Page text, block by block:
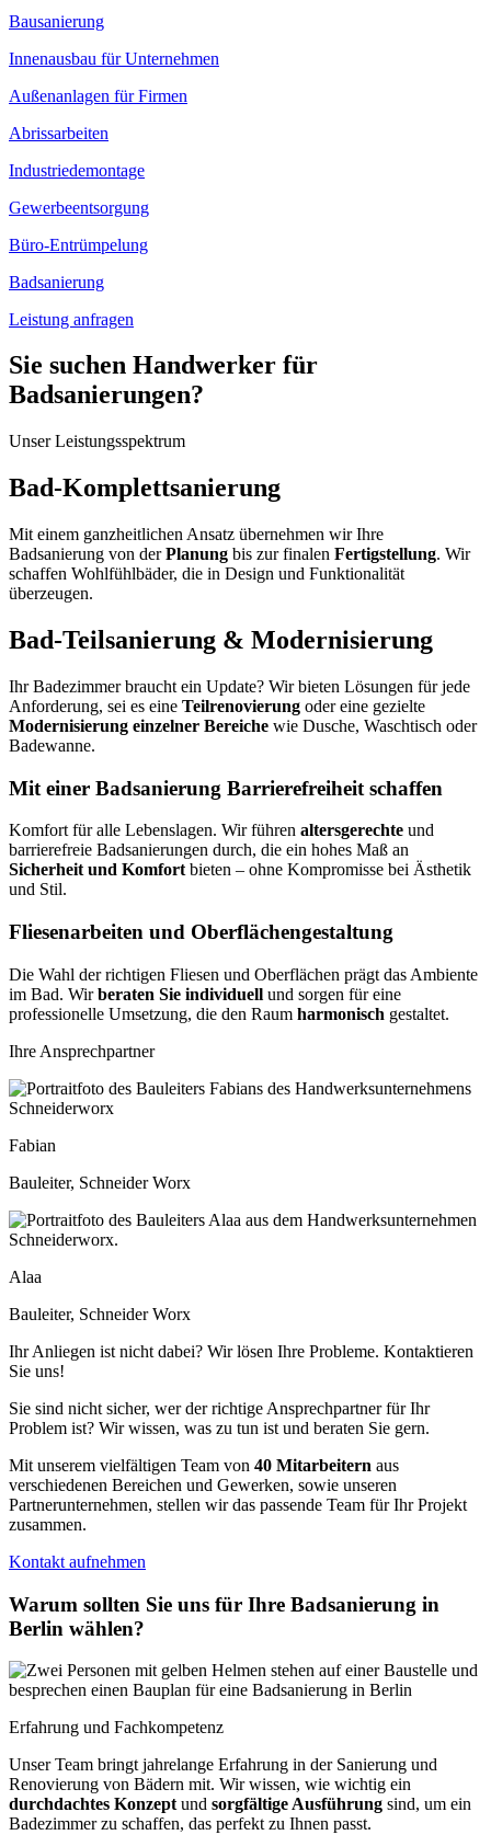
Bausanierung
Innenausbau für Unternehmen
Außenanlagen für Firmen
Abrissarbeiten
Industriedemontage
Gewerbeentsorgung
Büro-Entrümpelung
Badsanierung
Leistung anfragen
Sie suchen Handwerker für
Badsanierungen?
Unser Leistungsspektrum
Bad-Komplettsanierung
Mit einem ganzheitlichen Ansatz übernehmen wir Ihre
Badsanierung von derPlanung bis zur finalen Fertigstellung. Wir
schaffen Wohlfühlbäder, die in Design und Funktionalität
überzeugen.
Bad-Teilsanierung & Modernisierung
Ihr Badezimmer braucht ein Update? Wir bieten Lösungen für jede
Anforderung, sei es eine Teilrenovierung oder eine gezielte
Modernisierung einzelner Bereiche wie Dusche, Waschtisch oder
Badewanne.
Mit einer Badsanierung Barrierefreiheit schaffen
Komfort für alle Lebenslagen. Wir führen altersgerechte und
barrierefreie Badsanierungen durch, die ein hohes Maß an
Sicherheit und Komfort bieten – ohne Kompromisse bei Ästhetik
und Stil.
Fliesenarbeiten und Oberflächengestaltung
Die Wahl der richtigen Fliesen und Oberflächen prägt das Ambiente
im Bad. Wirberaten Sie individuell und sorgen für eine
professionelle Umsetzung, die den Raum harmonisch gestaltet.
Ihre Ansprechpartner​
Fabian
Bauleiter, Schneider Worx
Alaa
Bauleiter, Schneider Worx
Ihr Anliegen ist nicht dabei? Wir lösen Ihre Probleme. Kontaktieren
Sie uns!
Sie sind nicht sicher, wer der richtige Ansprechpartner für Ihr
Problem ist? Wir wissen, was zu tun ist und beraten Sie gern.
Mit unserem vielfältigen Team von 40 Mitarbeitern aus
verschiedenen Bereichen und Gewerken, sowie unseren
Partnerunternehmen, stellen wir das passende Team für Ihr Projekt
zusammen.
Kontakt aufnehmen
Warum sollten Sie uns für Ihre Badsanierung in
Berlin wählen?
Erfahrung und Fachkompetenz
Unser Team bringt jahrelange Erfahrung in der Sanierung und
Renovierung von Bädern mit. Wir wissen, wie wichtig ein
durchdachtes Konzept und sorgfältige Ausführung sind, um ein
Badezimmer zu schaffen, das perfekt zu Ihnen passt.